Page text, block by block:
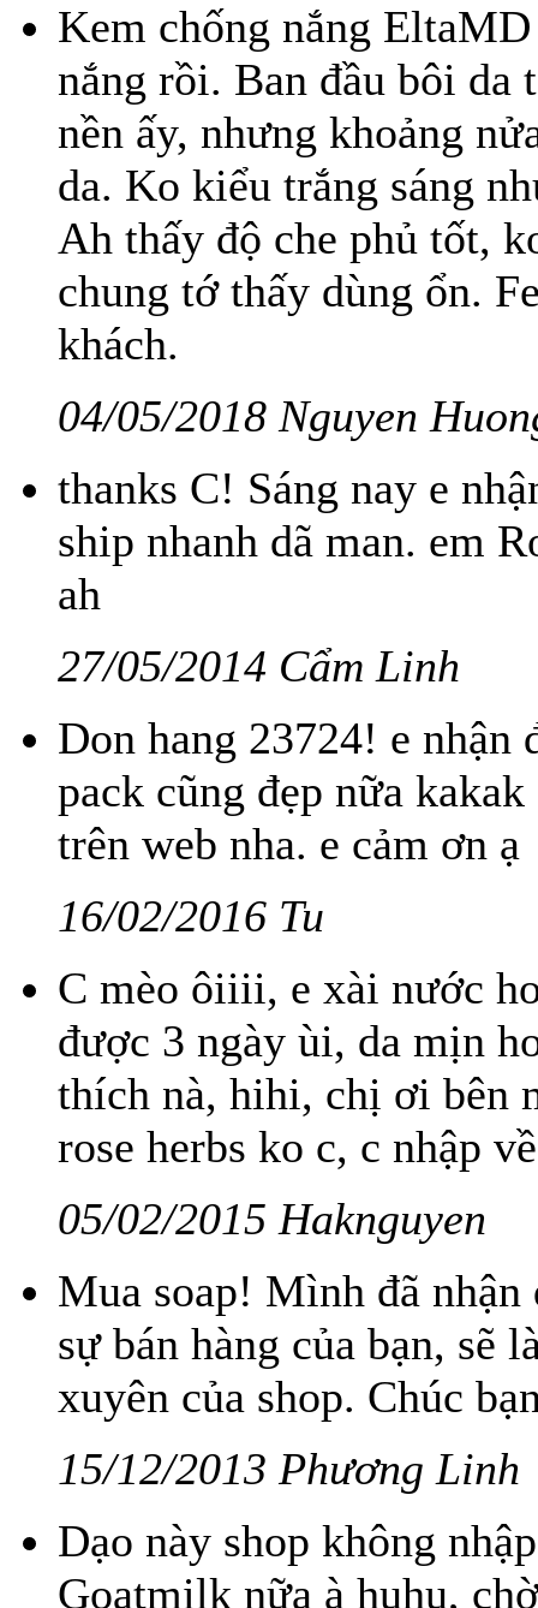
Kem chống nắng
nắng rồi. Ban đầu bôi
nền ấy, nhưng khoảng
da. Ko kiểu trắng sáng
Ah thấy độ che phủ tốt,
chung tớ thấy dùng ổn.
khách.
04/05/2018 Nguyen
thanks C! Sáng nay e
ship nhanh dã man. em
ah
27/05/2014 Cẩm Linh
Don hang 23724! e
pack cũng đẹp nữa
trên web nha. e cảm ơn ạ
16/02/2016 Tu
C mèo ôiiii, e xài nước
được 3 ngày ùi, da mịn
thích nà, hihi, chị ơi bên
rose herbs ko c, c nhập
05/02/2015 Haknguyen
Mua soap! Mình đã
sự bán hàng của bạn, sẽ
xuyên của shop. Chúc
15/12/2013 Phương Linh
Dạo này shop không
Goatmilk nữa à huhu,